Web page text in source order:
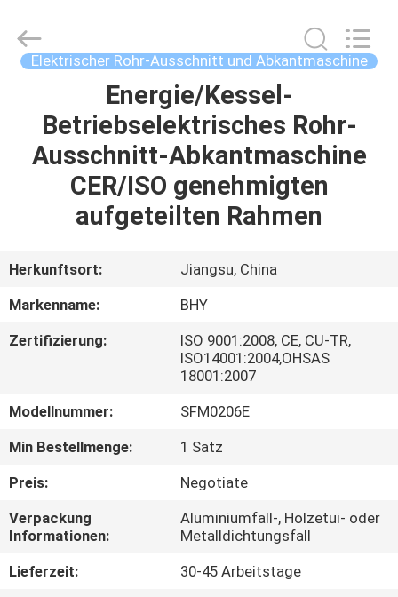
PRODUKTE
FABRIK-
QUALITÄTSKONTROLLE
SEITENVERZEICHNIS
DATENSCHUTZ-
BESTIMMUNGEN
Material
Technology(Suzhou)Co.,
Elektrischer Rohr-Ausschnitt und Abkantmaschine
Energie/Kessel-
Betriebselektrisches Rohr-
Ausschnitt-Abkantmaschine
CER/ISO genehmigten
aufgeteilten Rahmen
Herkunftsort:
Jiangsu, China
Markenname:
BHY
Zertifizierung:
ISO 9001:2008, CE, CU-TR,
ISO14001:2004,OHSAS
18001:2007
Modellnummer:
SFM0206E
Min Bestellmenge:
1 Satz
Preis:
Negotiate
Verpackung
Informationen:
Aluminiumfall-, Holzetui- oder
Metalldichtungsfall
Lieferzeit:
30-45 Arbeitstage